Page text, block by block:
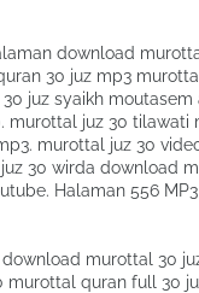
download
30 juz mp3
juz syaikh
juz 30
murottal juz 30
30 wirda download
Halaman 556
murottal 30
quran full 30